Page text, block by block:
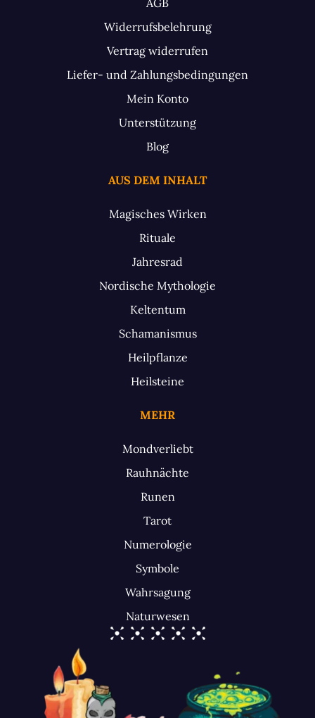
Widerrufsbelehrung
Vertrag widerrufen
Liefer- und Zahlungsbedingungen
Mein Konto
Unterstützung
Blog
AUS DEM INHALT
Magisches Wirken
Rituale
Jahresrad
Nordische Mythologie
Keltentum
Schamanismus
Heilpflanze
Heilsteine
MEHR
Mondverliebt
Rauhnächte
Runen
Tarot
Numerologie
Symbole
Wahrsagung
Naturwesen